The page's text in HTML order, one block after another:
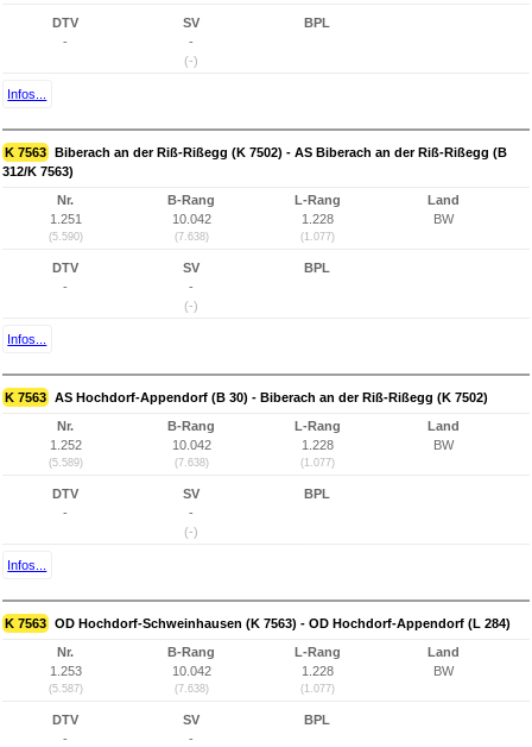
DTV
-
SV
-
(-)
BPL
Infos...
K 7563 Biberach an der Riß-Rißegg (K 7502) - AS Biberach an der Riß-Rißegg (B
312/K 7563)
Nr.
1.251
(5.590)
B-Rang
10.042
(7.638)
L-Rang
1.228
(1.077)
Land
BW
DTV
-
SV
-
(-)
BPL
Infos...
K 7563 AS Hochdorf-Appendorf (B 30) - Biberach an der Riß-Rißegg (K 7502)
Nr.
1.252
(5.589)
B-Rang
10.042
(7.638)
L-Rang
1.228
(1.077)
Land
BW
DTV
-
SV
-
(-)
BPL
Infos...
K 7563 OD Hochdorf-Schweinhausen (K 7563) - OD Hochdorf-Appendorf (L 284)
Nr.
1.253
(5.587)
B-Rang
10.042
(7.638)
L-Rang
1.228
(1.077)
Land
BW
DTV
-
SV
-
BPL